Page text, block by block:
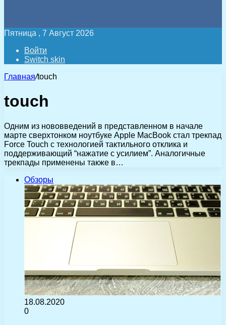
Пятница , 7 Август 2026
Войти
Switch skin
Главная/touch
touch
Одним из нововведений в представленном в начале
марте сверхтонком ноутбуке Apple MacBook стал трекпад
Force Touch с технологией тактильного отклика и
поддерживающий “нажатие с усилием”. Аналогичные
трекпады применены также в…
Обзоры
18.08.2020
0